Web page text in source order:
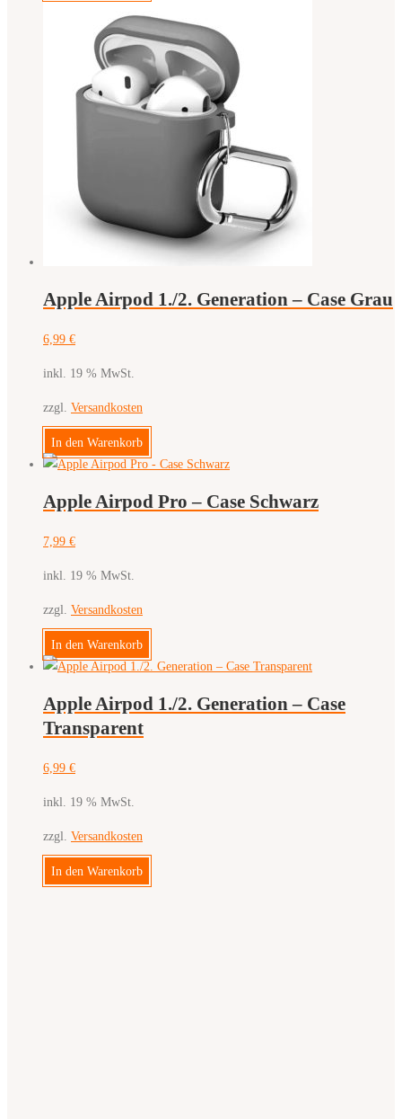
Apple Airpod 1./2. Generation – Case Grau
6,99 €
inkl. 19 % MwSt.
zzgl. Versandkosten
In den Warenkorb
Apple Airpod Pro – Case Schwarz
7,99 €
inkl. 19 % MwSt.
zzgl. Versandkosten
In den Warenkorb
Apple Airpod 1./2. Generation – Case
Transparent
6,99 €
inkl. 19 % MwSt.
zzgl. Versandkosten
In den Warenkorb